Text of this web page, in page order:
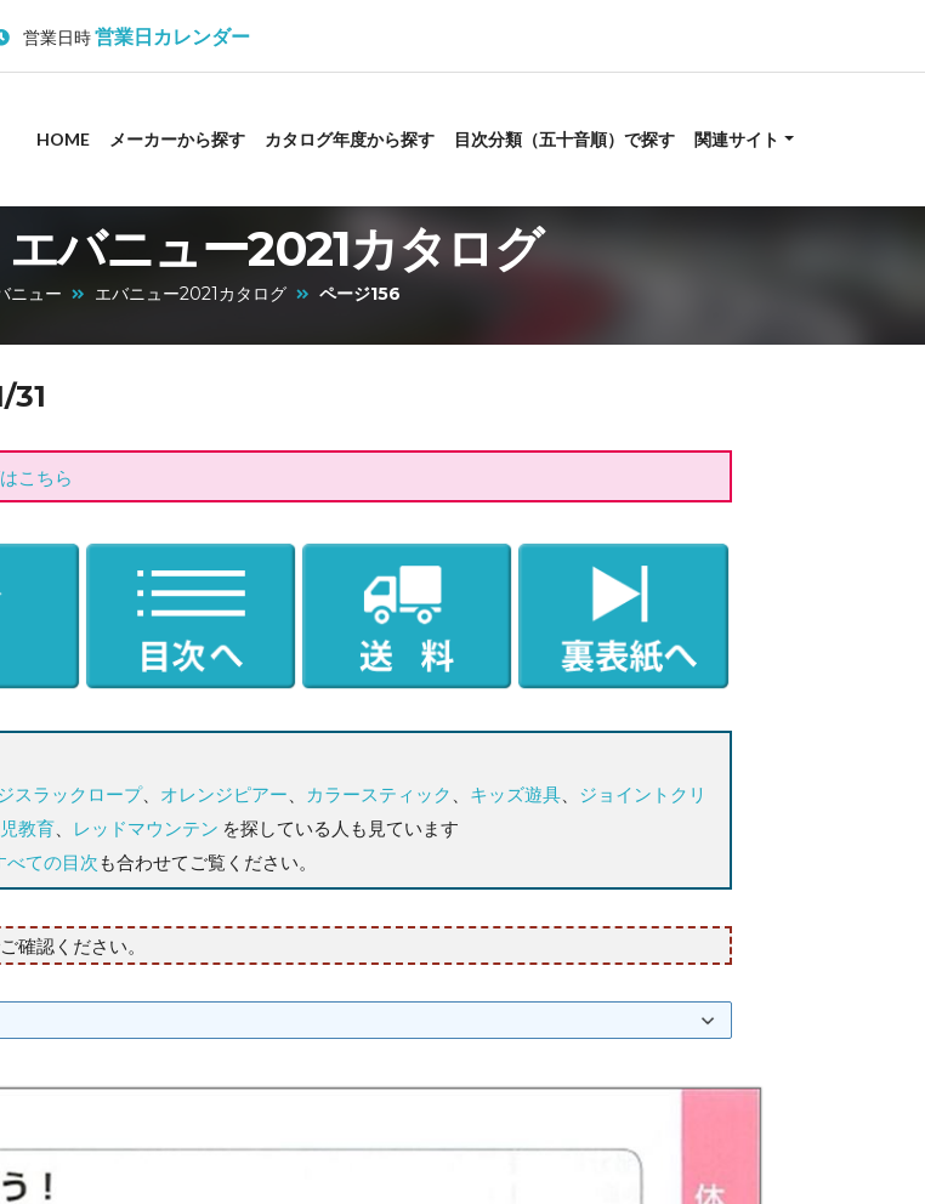
営業日時営業日カレンダー
HOME メーカーから探す カタログ年度から探す 目次分類（五十音順）で探す 関連サイト
エバニュー2021カタログ
ニュー エバニュー2021カタログ ページ156
31
こちら
スラックロープ、 オレンジピアー カラースティック キッズ遊具、 ジョイントクリ
教育、 レッドマウンテン を探している人も見ています
べての目次 も合わせてご覧ください。
確認ください。